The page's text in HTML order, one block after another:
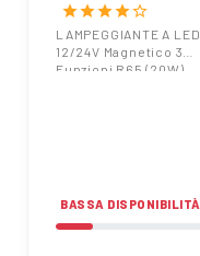
7070010412 |
12/24V |
Magnetico | ECE
starstarstarstarstar_border
LAMPEGGIANTE A LED
12/24V Magnetico 3
Funzioni R65 (20W)
BASSA DISPONIBILITÀ